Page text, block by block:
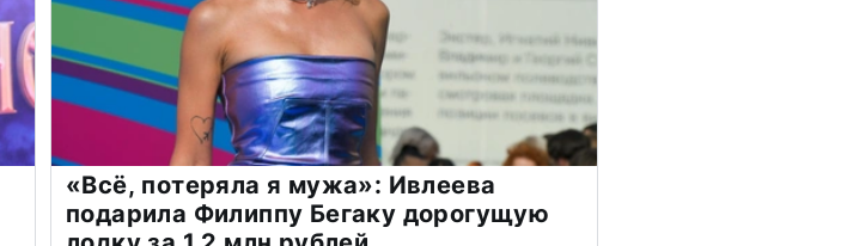
«Всё, потеряла я мужа»: Ивлеева
подарила Филиппу Бегаку дорогущую